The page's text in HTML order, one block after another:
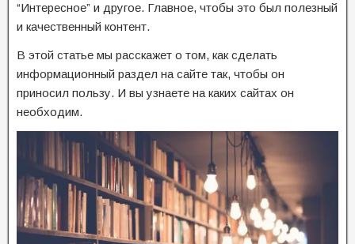
“Интересное” и другое. Главное, чтобы это был полезный
и качественный контент.
В этой статье мы расскажет о том, как сделать
информационный раздел на сайте так, чтобы он
приносил пользу. И вы узнаете на каких сайтах он
необходим.